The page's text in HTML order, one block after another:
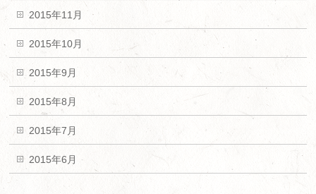
2015年11月
2015年10月
2015年9月
2015年8月
2015年7月
2015年6月